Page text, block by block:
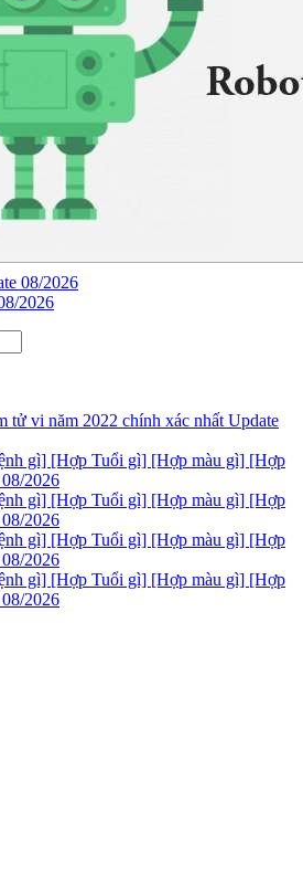
08/2026
2026
tử vi năm 2022 chính xác nhất Update
gì] [Hợp Tuổi gì] [Hợp màu gì] [Hợp
2026
gì] [Hợp Tuổi gì] [Hợp màu gì] [Hợp
2026
gì] [Hợp Tuổi gì] [Hợp màu gì] [Hợp
2026
gì] [Hợp Tuổi gì] [Hợp màu gì] [Hợp
2026